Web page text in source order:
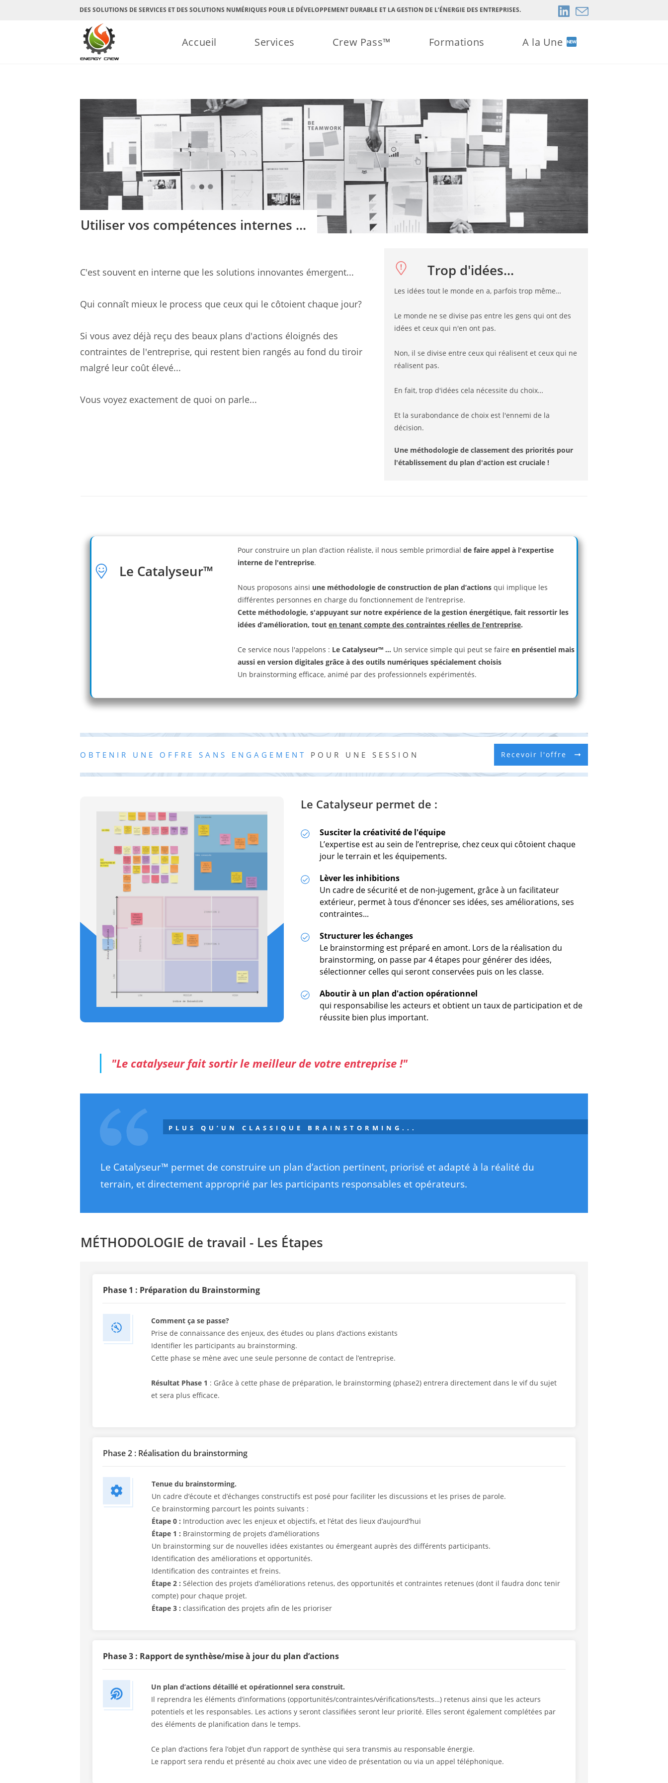
DES SOLUTIONS DE SERVICES ET DES SOLUTIONS NUMÉRIQUES POUR LE DÉVELOPPEMENT DURABLE ET LA GESTION DE L’ÉNERGIE DES ENTREPRISES.
Accueil Services Crew Pass™ Formations A la Une
Utiliser vos compétences internes ...
C'est souvent en interne que les solutions innovantes émergent...
Qui connaît mieux le process que ceux qui le côtoient chaque jour?
Si vous avez déjà reçu des beaux plans d'actions éloignés des
contraintes de l'entreprise, qui restent bien rangés au fond du tiroir
malgré leur coût élevé...
Vous voyez exactement de quoi on parle...
Trop d'idées...
Les idées tout le monde en a, parfois trop même…
Le monde ne se divise pas entre les gens qui ont des
idées et ceux qui n'en ont pas.
Non, il se divise entre ceux qui réalisent et ceux qui ne
réalisent pas.
En fait, trop d'idées cela nécessite du choix…
Et la surabondance de choix est l'ennemi de la
décision.
Une méthodologie de classement des priorités pour
l'établissement du plan d'action est cruciale !
Le Catalyseur™
Pour construire un plan d’action réaliste, il nous semble primordialde faire appel à l'expertise
interne de l'entreprise.
Nous proposons ainsi une méthodologie de construction de plan d’actions qui implique les
différentes personnes en charge du fonctionnement de l’entreprise.
Cette méthodologie, s'appuyant sur notre expérience de la gestion énergétique, fait ressortir les
idées d’amélioration, touten tenant compte des contraintes réelles de l’entreprise.
Ce service nous l'appelons : Le Catalyseur™ ... Un service simple qui peut se faireen présentiel mais
aussi en version digitales grâce à des outils numériques spécialement choisis
Un brainstorming efficace, animé par des professionnels expérimentés.
OBTENIR UNE OFFRE SANS ENGAGEMENT POUR UNE SESSION Recevoir l'offre
Le Catalyseur permet de :
Susciter la créativité de l'équipe
L’expertise est au sein de l’entreprise, chez ceux qui côtoient chaque
jour le terrain et les équipements.
Lèver les inhibitions
Un cadre de sécurité et de non-jugement, grâce à un facilitateur
extérieur, permet à tous d’énoncer ses idées, ses améliorations, ses
contraintes...
Structurer les échanges
Le brainstorming est préparé en amont. Lors de la réalisation du
brainstorming, on passe par 4 étapes pour générer des idées,
sélectionner celles qui seront conservées puis on les classe.
Aboutir à un plan d'action opérationnel
qui responsabilise les acteurs et obtient un taux de participation et de
réussite bien plus important.
"Le catalyseur fait sortir le meilleur de votre entreprise !"
PLUS QU’UN CLASSIQUE BRAINSTORMING...
Le Catalyseur™ permet de construire un plan d’action pertinent, priorisé et adapté à la réalité du
terrain, et directement approprié par les participants responsables et opérateurs.
MÉTHODOLOGIE de travail - Les Étapes
Phase 1 : Préparation du Brainstorming
Comment ça se passe?
Prise de connaissance des enjeux, des études ou plans d’actions existants
Identifier les participants au brainstorming.
Cette phase se mène avec une seule personne de contact de l’entreprise.
Résultat Phase 1 : Grâce à cette phase de préparation, le brainstorming (phase2) entrera directement dans le vif du sujet
et sera plus efficace.
Phase 2 : Réalisation du brainstorming
Tenue du brainstorming.
Un cadre d’écoute et d’échanges constructifs est posé pour faciliter les discussions et les prises de parole.
Ce brainstorming parcourt les points suivants :
Étape 0 : Introduction avec les enjeux et objectifs, et l’état des lieux d’aujourd’hui
Étape 1 : Brainstorming de projets d’améliorations
Un brainstorming sur de nouvelles idées existantes ou émergeant auprès des différents participants.
Identification des améliorations et opportunités.
Identification des contraintes et freins.
Étape 2 : Sélection des projets d’améliorations retenus, des opportunités et contraintes retenues (dont il faudra donc tenir
compte) pour chaque projet.
Étape 3 : classification des projets afin de les prioriser
Phase 3 : Rapport de synthèse/mise à jour du plan d’actions
Un plan d’actions détaillé et opérationnel sera construit.
Il reprendra les éléments d’informations (opportunités/contraintes/vérifications/tests…) retenus ainsi que les acteurs
potentiels et les responsables. Les actions y seront classifiées seront leur priorité. Elles seront également complétées par
des éléments de planification dans le temps.
Ce plan d’actions fera l’objet d’un rapport de synthèse qui sera transmis au responsable énergie.
Le rapport sera rendu et présenté au choix avec une video de présentation ou via un appel téléphonique.